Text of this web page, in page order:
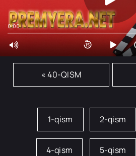
0:00
« 40-QISM
1-qism 2-qism
4-qism 5-qism